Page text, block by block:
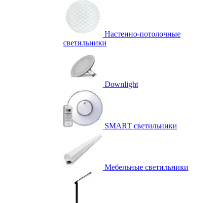
Настенно-потолочные
светильники
Downlight
SMART светильники
Мебельные светильники